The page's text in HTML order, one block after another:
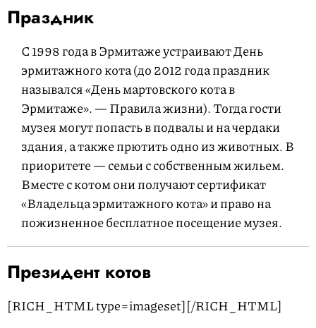
Праздник
С 1998 года в Эрмитаже устраивают День
эрмитажного кота (до 2012 года праздник
назывался «День мартовского кота в
Эрмитаже». — Правила жизни). Тогда гости
музея могут попасть в подвалы и на чердаки
здания, а также прютить одно из животных. В
приоритете — семьи с собственным жильем.
Вместе с котом они получают сертификат
«Владельца эрмитажного кота» и право на
пожизненное бесплатное посещение музея.
Президент котов
[RICH_HTML type=imageset][/RICH_HTML]